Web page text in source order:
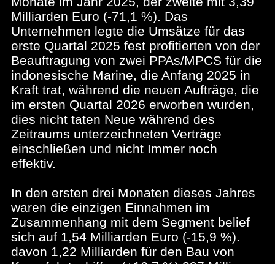
Milliarden Euro (-71,1 %). Das
Unternehmen legte die Umsätze für das
erste Quartal 2025 fest profitierten von der
Beauftragung von zwei PPAs/MPCS für die
indonesische Marine, die Anfang 2025 in
Kraft trat, während die neuen Aufträge, die
im ersten Quartal 2026 erworben wurden,
dies nicht taten Neue während des
Zeitraums unterzeichneten Verträge
einschließen und nicht Immer noch
effektiv.
In den ersten drei Monaten dieses Jahres
waren die einzigen Einnahmen im
Zusammenhang mit dem Segment belief
sich auf 1,54 Milliarden Euro (-15,9 %).
davon 1,22 Milliarden für den Bau von